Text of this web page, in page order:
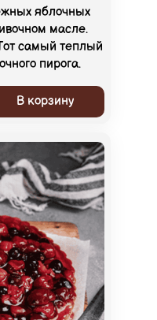
яблочных
масле.
самый теплый
пирога.
В корзину